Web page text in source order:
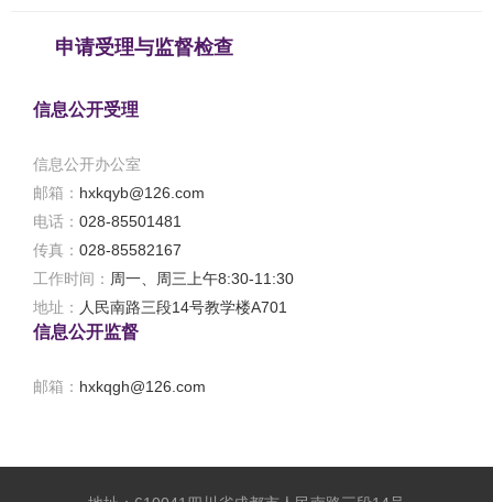
申请受理与监督检查
信息公开受理
信息公开办公室
邮箱： hxkqyb@126.com
电话： 028-85501481
传真： 028-85582167
工作时间： 周一、周三上午8:30-11:30
地址： 人民南路三段14号教学楼A701
信息公开监督
邮箱： hxkqgh@126.com